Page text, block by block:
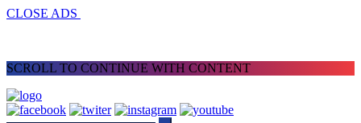
CLOSE ADS
SCROLL TO CONTINUE WITH CONTENT